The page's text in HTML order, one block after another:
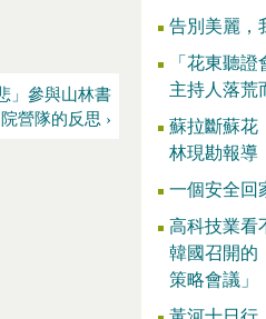
」參與山林書
院營隊的反思 ›
告別美麗，
「花東聽
主持人落荒
蘇拉斷蘇花
林現勘報導
一個安全回
高科技業看
韓國召開的
策略會議」